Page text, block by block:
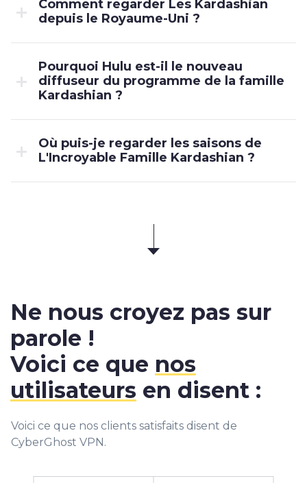
Comment regarder Les Kardashian
depuis le Royaume-Uni ?
Pourquoi Hulu est-il le nouveau
diffuseur du programme de la famille
Kardashian ?
Où puis-je regarder les saisons de
L'Incroyable Famille Kardashian ?
Ne nous croyez pas sur
parole !
Voici ce que nos
utilisateurs en disent :
Voici ce que nos clients satisfaits disent de
CyberGhost VPN.